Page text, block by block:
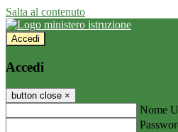
Salta al contenuto
Accedi
Accedi
button close ×
Nome